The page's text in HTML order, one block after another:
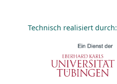
Technisch realisiert durch: